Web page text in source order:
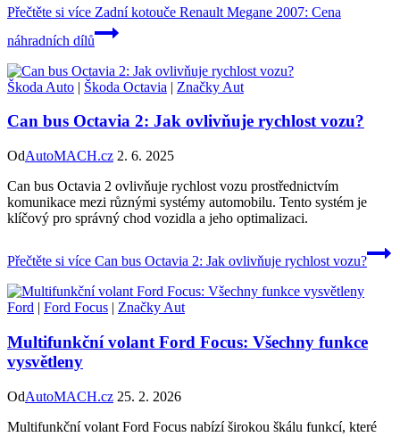
Přečtěte si více Zadní kotouče Renault Megane 2007: Cena
náhradních dílů
Škoda Auto | Škoda Octavia | Značky Aut
Can bus Octavia 2: Jak ovlivňuje rychlost vozu?
OdAutoMACH.cz 2. 6. 2025
Can bus Octavia 2 ovlivňuje rychlost vozu prostřednictvím
komunikace mezi různými systémy automobilu. Tento systém je
klíčový pro správný chod vozidla a jeho optimalizaci.
Přečtěte si více Can bus Octavia 2: Jak ovlivňuje rychlost vozu?
Ford | Ford Focus | Značky Aut
Multifunkční volant Ford Focus: Všechny funkce
vysvětleny
OdAutoMACH.cz 25. 2. 2026
Multifunkční volant Ford Focus nabízí širokou škálu funkcí, které